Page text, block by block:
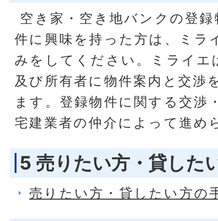
空き家・空き地バンクの登
件に興味を持った方は、ミラ
みをしてください。ミライエ
及び所有者に物件案内と交渉
ます。登録物件に関する交渉
宅建業者の仲介によって進め
5 売りたい方・貸した
売りたい方・貸したい方の